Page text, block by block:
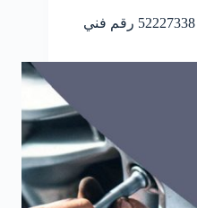
خدمة كهرباء السيارات الرقعى 52227338 رقم فني